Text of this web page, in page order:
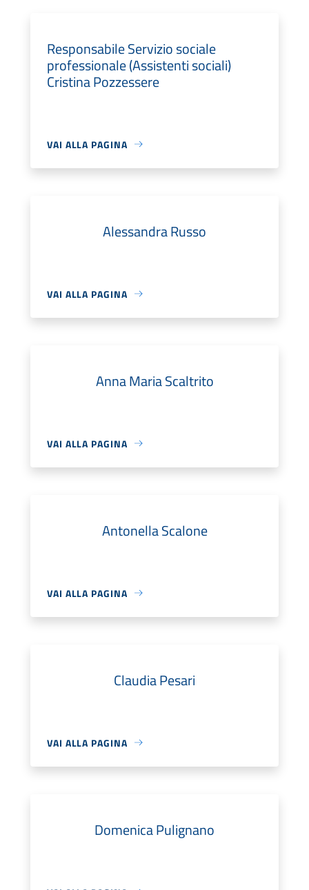
Responsabile Servizio sociale
professionale (Assistenti sociali)
Cristina Pozzessere
VAI ALLA PAGINA
Alessandra Russo
VAI ALLA PAGINA
Anna Maria Scaltrito
VAI ALLA PAGINA
Antonella Scalone
VAI ALLA PAGINA
Claudia Pesari
VAI ALLA PAGINA
Domenica Pulignano